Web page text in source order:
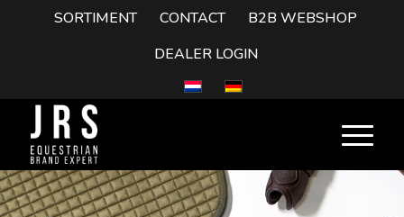
SORTIMENT CONTACT
B2B WEBSHOP
DEALER LOGIN